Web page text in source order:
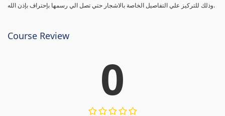
وذلك للتركيز علي التفاصيل الخاصة بالاشجار حتي تصل الي رسمها بإحتراف بإذن الله.
Course Review
0